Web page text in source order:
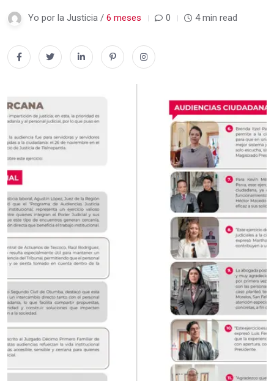
Yo por la Justicia / 6 meses 0 4 min read